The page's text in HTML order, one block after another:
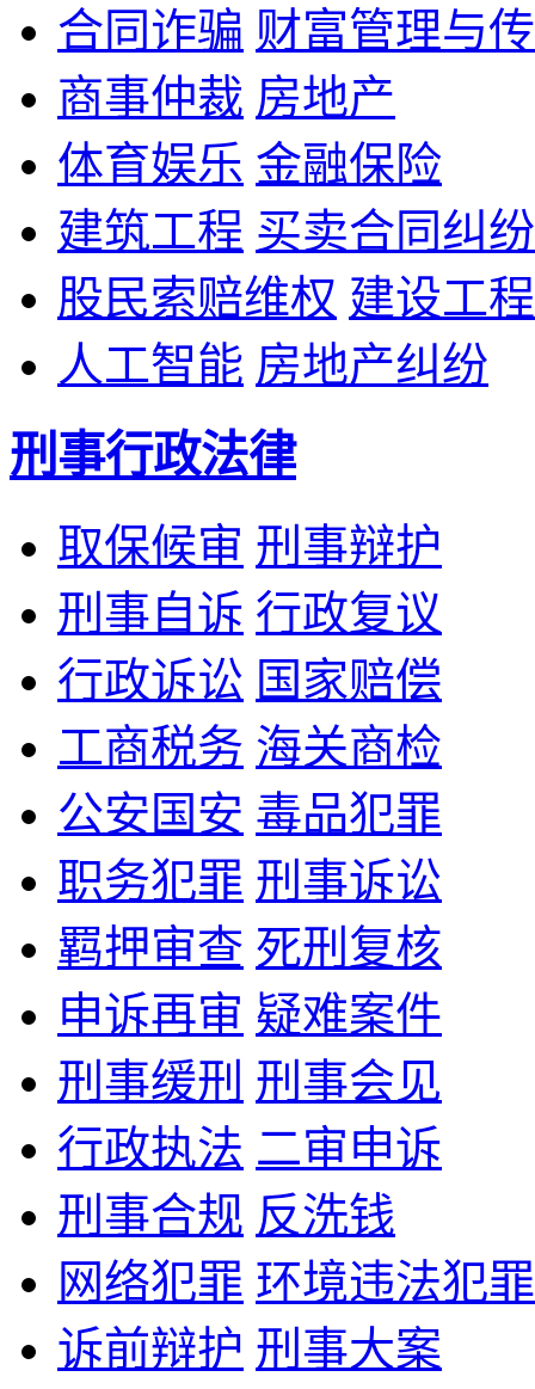
合同诈骗 财富管理与
商事仲裁 房地产
体育娱乐 金融保险
建筑工程 买卖合同纠纷
股民索赔维权 建设工程
人工智能 房地产纠纷
刑事行政法律
取保候审 刑事辩护
刑事自诉 行政复议
行政诉讼 国家赔偿
工商税务 海关商检
公安国安 毒品犯罪
职务犯罪 刑事诉讼
羁押审查 死刑复核
申诉再审 疑难案件
刑事缓刑 刑事会见
行政执法 二审申诉
刑事合规 反洗钱
网络犯罪 环境违法犯罪
诉前辩护 刑事大案